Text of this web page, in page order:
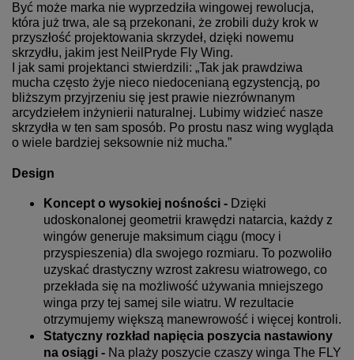
Być może marka nie wyprzedziła wingowej rewolucja,
która już trwa, ale są przekonani, że zrobili duży krok w
przyszłość projektowania skrzydeł, dzięki nowemu
skrzydłu, jakim jest NeilPryde Fly Wing.
I jak sami projektanci stwierdzili: „Tak jak prawdziwa
mucha często żyje nieco niedocenianą egzystencją, po
bliższym przyjrzeniu się jest prawie niezrównanym
arcydziełem inżynierii naturalnej. Lubimy widzieć nasze
skrzydła w ten sam sposób. Po prostu nasz wing wygląda
o wiele bardziej seksownie niż mucha.”
Design
Koncept o wysokiej nośności - Dzięki
udoskonalonej geometrii krawędzi natarcia, każdy z
wingów generuje maksimum ciągu (mocy i
przyspieszenia) dla swojego rozmiaru. To pozwoliło
uzyskać drastyczny wzrost zakresu wiatrowego, co
przekłada się na możliwość używania mniejszego
winga przy tej samej sile wiatru. W rezultacie
otrzymujemy większą manewrowość i więcej kontroli.
Statyczny rozkład napięcia poszycia nastawiony
na osiągi - Na plaży poszycie czaszy winga The FLY